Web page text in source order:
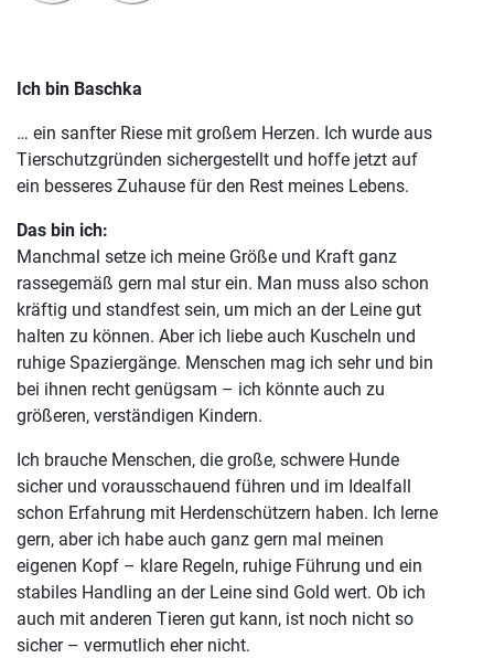
Ich bin Baschka
… ein sanfter Riese mit großem Herzen. Ich wurde aus
Tierschutzgründen sichergestellt und hoffe jetzt auf
ein besseres Zuhause für den Rest meines Lebens.
Das bin ich:
Manchmal setze ich meine Größe und Kraft ganz
rassegemäß gern mal stur ein. Man muss also schon
kräftig und standfest sein, um mich an der Leine gut
halten zu können. Aber ich liebe auch Kuscheln und
ruhige Spaziergänge. Menschen mag ich sehr und bin
bei ihnen recht genügsam – ich könnte auch zu
größeren, verständigen Kindern.
Ich brauche Menschen, die große, schwere Hunde
sicher und vorausschauend führen und im Idealfall
schon Erfahrung mit Herdenschützern haben. Ich lerne
gern, aber ich habe auch ganz gern mal meinen
eigenen Kopf – klare Regeln, ruhige Führung und ein
stabiles Handling an der Leine sind Gold wert. Ob ich
auch mit anderen Tieren gut kann, ist noch nicht so
sicher – vermutlich eher nicht.